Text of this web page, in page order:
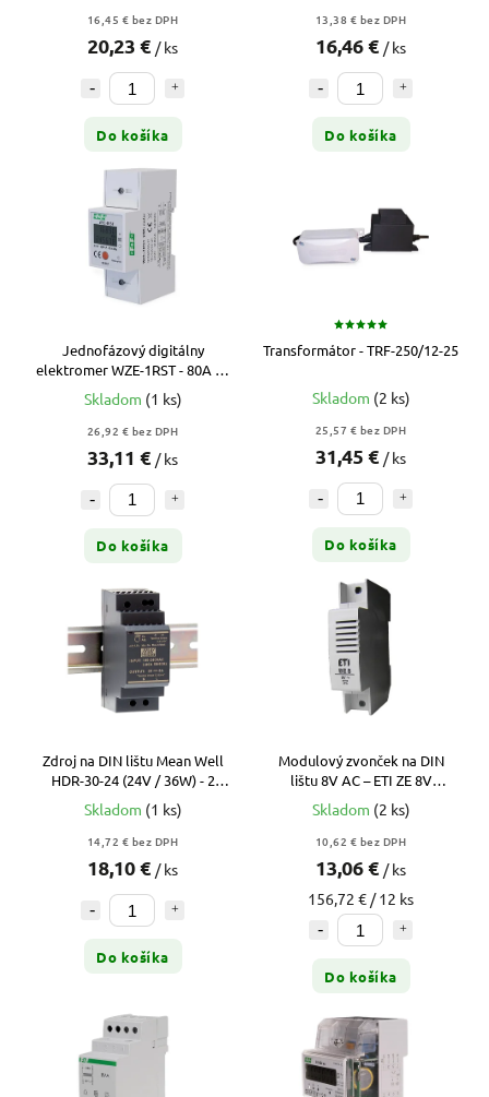
16,45 € bez DPH
20,23 € / ks
Do košíka
13,38 € bez DPH
16,46 € / ks
Do košíka
Jednofázový digitálny
elektromer WZE-1RST - 80A - s
nulovateľným počítadlom
Skladom (1 ks)
26,92 € bez DPH
33,11 € / ks
Do košíka
Transformátor - TRF-250/12-25
Skladom (2 ks)
25,57 € bez DPH
31,45 € / ks
Do košíka
Zdroj na DIN lištu Mean Well
HDR-30-24 (24V / 36W) - 2
moduly
Skladom (1 ks)
14,72 € bez DPH
18,10 € / ks
Do košíka
Modulový zvonček na DIN
lištu 8V AC – ETI ZE 8V
(002412002)
Skladom (2 ks)
10,62 € bez DPH
13,06 € / ks
156,72 € / 12 ks
Do košíka